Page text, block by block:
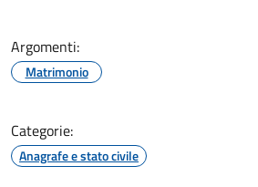
Argomenti:
Matrimonio
Categorie:
Anagrafe e stato civile